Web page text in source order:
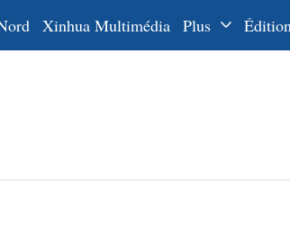
Xinhua Multimédia Plus